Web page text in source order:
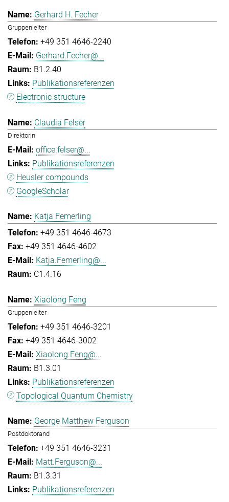
Gerhard H. Fecher
Gruppenleiter
+49 351 4646-2240
Gerhard.Fecher@...
B1.2.40
Publikationsreferenzen
Electronic structure
Claudia Felser
Direktorin
office.felser@...
Publikationsreferenzen
Heusler compounds
GoogleScholar
Katja Femerling
+49 351 4646-4673
+49 351 4646-4602
Katja.Femerling@...
C1.4.16
Xiaolong Feng
Gruppenleiter
+49 351 4646-3201
+49 351 4646-3002
Xiaolong.Feng@...
B1.3.01
Publikationsreferenzen
Topological Quantum Chemistry
George Matthew Ferguson
Postdoktorand
+49 351 4646-3231
Matt.Ferguson@...
B1.3.31
Publikationsreferenzen